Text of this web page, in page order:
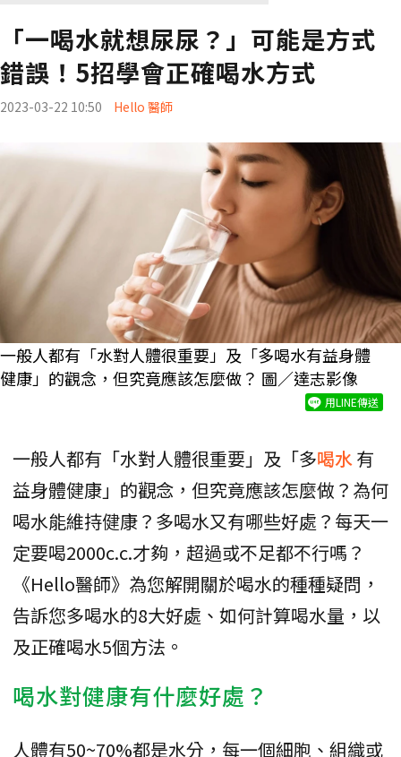
「一喝水就想尿尿？」可能是方式
錯誤！5招學會正確喝水方式
2023-03-22 10:50 Hello 醫師
一般人都有「水對人體很重要」及「多喝水有益身體
健康」的觀念，但究竟應該怎麼做？ 圖／達志影像
用LINE傳送
一般人都有「水對人體很重要」及「多喝水有
益身體健康」的觀念，但究竟應該怎麼做？為何
喝水能維持健康？多喝水又有哪些好處？每天一
定要喝2000c.c.才夠，超過或不足都不行嗎？
《Hello醫師》為您解開關於喝水的種種疑問，
告訴您多喝水的8大好處、如何計算喝水量，以
及正確喝水5個方法。
喝水對健康有什麼好處？
人體有50~70%都是水分，每一個細胞、組織或